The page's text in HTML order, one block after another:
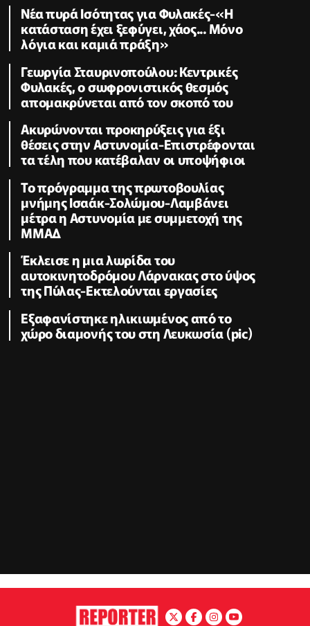
Νέα πυρά Ισότητας για Φυλακές-«Η
κατάσταση έχει ξεφύγει, χάος... Μόνο
λόγια και καμιά πράξη»
Γεωργία Σταυρινοπούλου: Κεντρικές
Φυλακές, ο σωφρονιστικός θεσμός
απομακρύνεται από τον σκοπό του
Ακυρώνονται προκηρύξεις για έξι
θέσεις στην Αστυνομία-Επιστρέφονται
τα τέλη που κατέβαλαν οι υποψήφιοι
To πρόγραμμα της πρωτοβουλίας
μνήμης Ισαάκ-Σολώμου-Λαμβάνει
μέτρα η Αστυνομία με συμμετοχή της
ΜΜΑΔ
Έκλεισε η μια λωρίδα του
αυτοκινητοδρόμου Λάρνακας στο ύψος
της Πύλας-Εκτελούνται εργασίες
Εξαφανίστηκε ηλικιωμένος από το
χώρο διαμονής του στη Λευκωσία (pic)